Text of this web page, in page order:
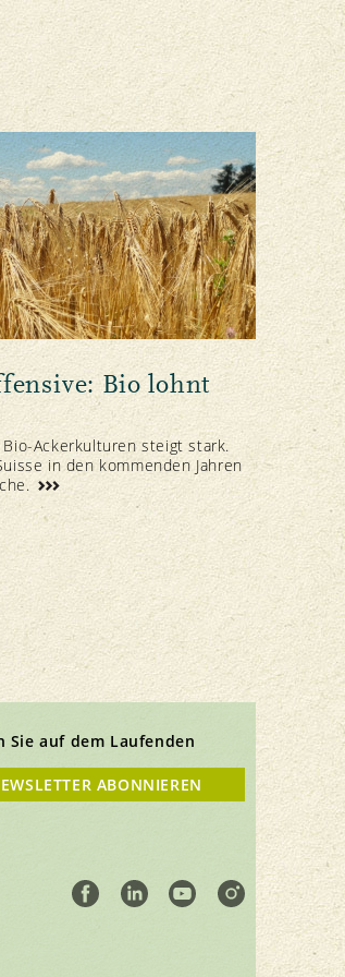
Bio lohnt
Bio-Ackerkulturen steigt stark.
in den kommenden Jahren
Sie auf dem Laufenden
ABONNIEREN